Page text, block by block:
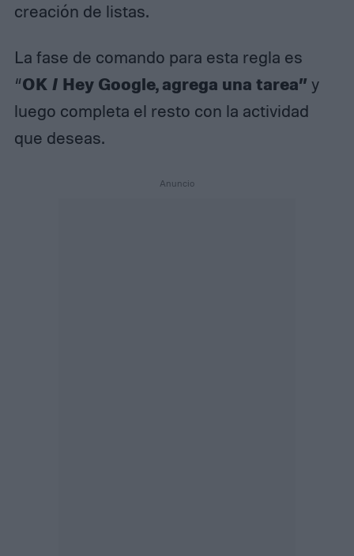
creación de listas.
La fase de comando para esta regla es
“OK / Hey Google, agrega una tarea” y
luego completa el resto con la actividad
que deseas.